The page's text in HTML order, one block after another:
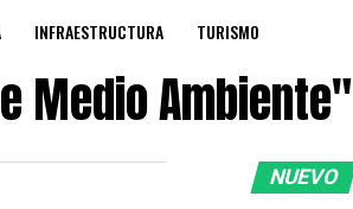
INFRAESTRUCTURA TURISMO
Medio Ambiente"
NUEVO